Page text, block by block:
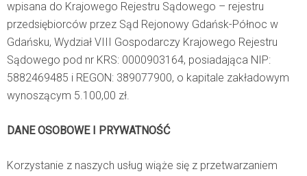
wpisana do Krajowego Rejestru Sądowego – rejestru
przedsiębiorców przez Sąd Rejonowy Gdańsk-Północ w
Gdańsku, Wydział VIII Gospodarczy Krajowego Rejestru
Sądowego pod nr KRS: 0000903164, posiadająca NIP:
5882469485 i REGON: 389077900, o kapitale zakładowym
wynoszącym 5.100,00 zł.
DANE OSOBOWE I PRYWATNOŚĆ
Korzystanie z naszych usług wiąże się z przetwarzaniem